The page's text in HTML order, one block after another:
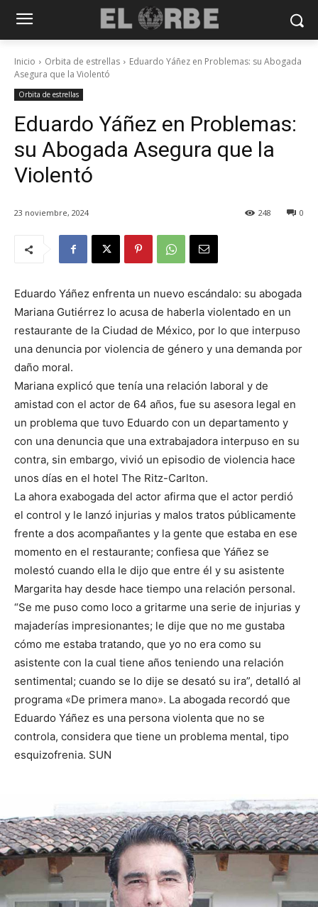
Inicio Orbita de estrellas
Eduardo Yáñez en Problemas: su Abogada
Asegura que la Violentó
Orbita de estrellas
Eduardo Yáñez en Problemas:
su Abogada Asegura que la
Violentó
23 noviembre, 2024 0
248
Eduardo Yáñez enfrenta un nuevo escándalo: su abogada
Mariana Gutiérrez lo acusa de haberla violentado en un
restaurante de la Ciudad de México, por lo que interpuso
una denuncia por violencia de género y una demanda por
daño moral.
Mariana explicó que tenía una relación laboral y de
amistad con el actor de 64 años, fue su asesora legal en
un problema que tuvo Eduardo con un departamento y
con una denuncia que una extrabajadora interpuso en su
contra, sin embargo, vivió un episodio de violencia hace
unos días en el hotel The Ritz-Carlton.
La ahora exabogada del actor afirma que el actor perdió
el control y le lanzó injurias y malos tratos públicamente
frente a dos acompañantes y la gente que estaba en ese
momento en el restaurante; confiesa que Yáñez se
molestó cuando ella le dijo que entre él y su asistente
Margarita hay desde hace tiempo una relación personal.
“Se me puso como loco a gritarme una serie de injurias y
majaderías impresionantes; le dije que no me gustaba
cómo me estaba tratando, que yo no era como su
asistente con la cual tiene años teniendo una relación
sentimental; cuando se lo dije se desató su ira”, detalló al
programa «De primera mano». La abogada recordó que
Eduardo Yáñez es una persona violenta que no se
controla, considera que tiene un problema mental, tipo
esquizofrenia. SUN